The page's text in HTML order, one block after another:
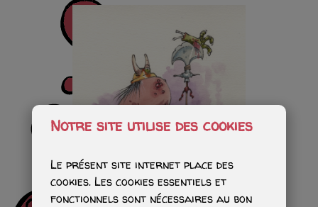
Aquarelles
Notre site utilise des cookies
Le présent site internet place des
cookies. Les cookies essentiels et
fonctionnels sont nécessaires au bon